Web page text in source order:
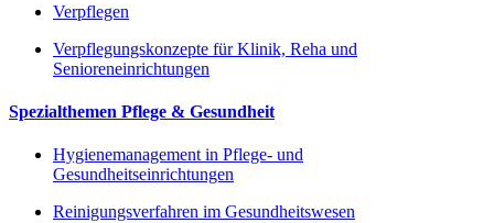
Verpflegen
Verpflegungskonzepte für Klinik, Reha und
Senioreneinrichtungen
Spezialthemen Pflege & Gesundheit
Hygienemanagement in Pflege- und
Gesundheitseinrichtungen
Reinigungsverfahren im Gesundheitswesen